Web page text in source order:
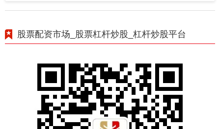
股票配资市场_股票杠杆炒股_杠杆炒股平台